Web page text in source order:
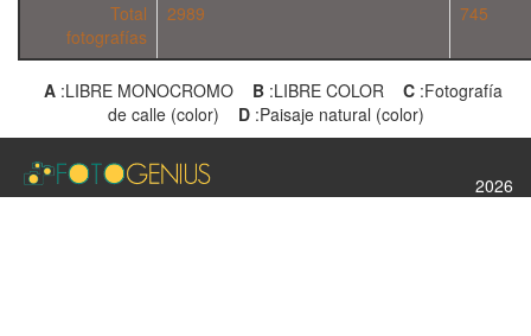
Total
fotografías
2989 745
A:LIBRE MONOCROMO B:LIBRE COLOR C:Fotografía
de calle (color) D:Paisaje natural (color)
2026